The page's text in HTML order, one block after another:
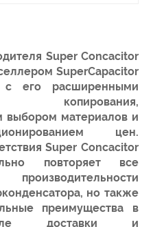
Super Concacitor
SuperCapacitor
его расширенными
копирования,
выбором материалов и
цен.
Super Concacitor
повторяет все
но также
преимущества в
доставки и